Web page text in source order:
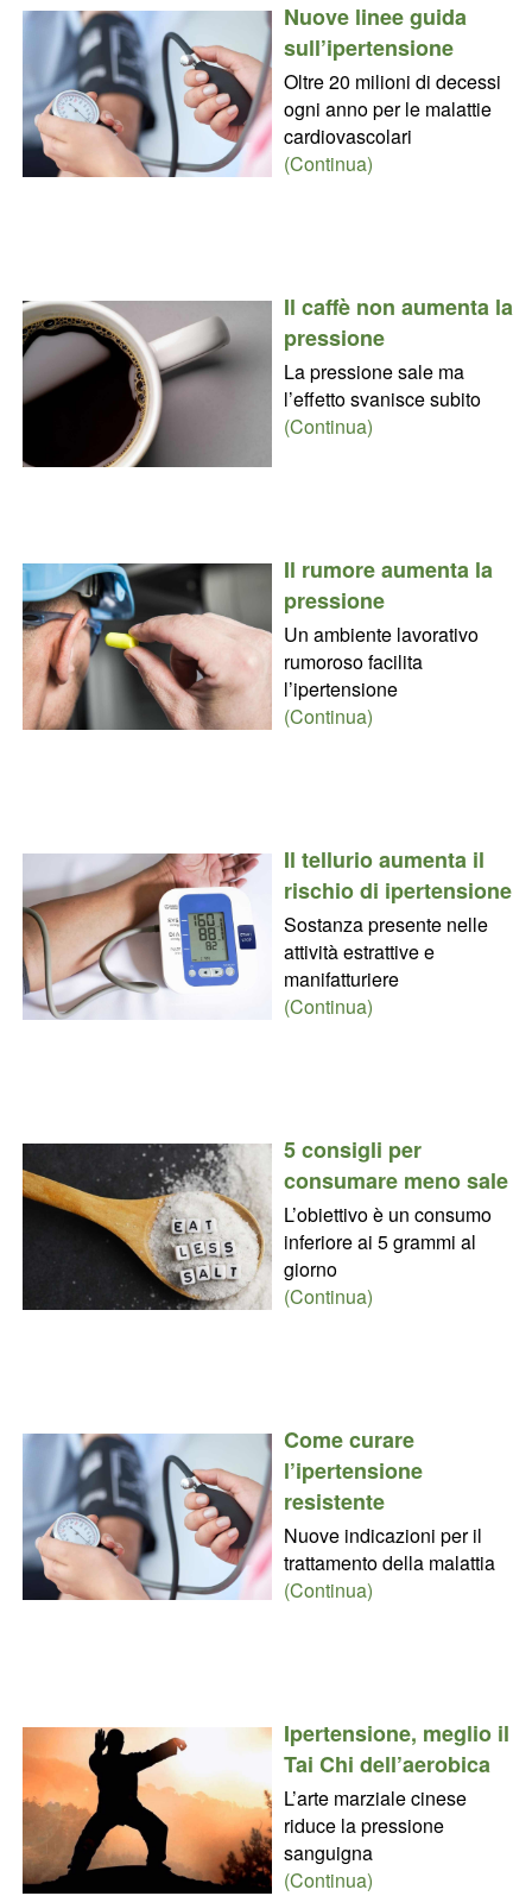
Nuove linee guida
sull’ipertensione
Oltre 20 milioni di decessi
ogni anno per le malattie
cardiovascolari
(Continua)
Il caffè non aumenta la
pressione
La pressione sale ma
l’effetto svanisce subito
(Continua)
Il rumore aumenta la
pressione
Un ambiente lavorativo
rumoroso facilita
l’ipertensione
(Continua)
Il tellurio aumenta il
rischio di ipertensione
Sostanza presente nelle
attività estrattive e
manifatturiere
(Continua)
5 consigli per
consumare meno sale
L’obiettivo è un consumo
inferiore ai 5 grammi al
giorno
(Continua)
Come curare
l’ipertensione
resistente
Nuove indicazioni per il
trattamento della malattia
(Continua)
Ipertensione, meglio il
Tai Chi dell’aerobica
L’arte marziale cinese
riduce la pressione
sanguigna
(Continua)